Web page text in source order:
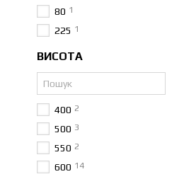
80 1
225 1
ВИСОТА
400 2
500 3
550 2
600 14